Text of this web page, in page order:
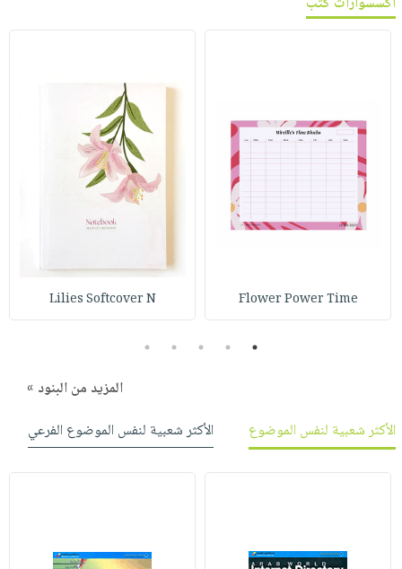
Flower Power Time
Lilies Softcover N
1
2
3
4
5
المزيد من البنود »
الأكثر شعبية لنفس الموضوع
الأكثر شعبية لنفس الموضوع الفرعي